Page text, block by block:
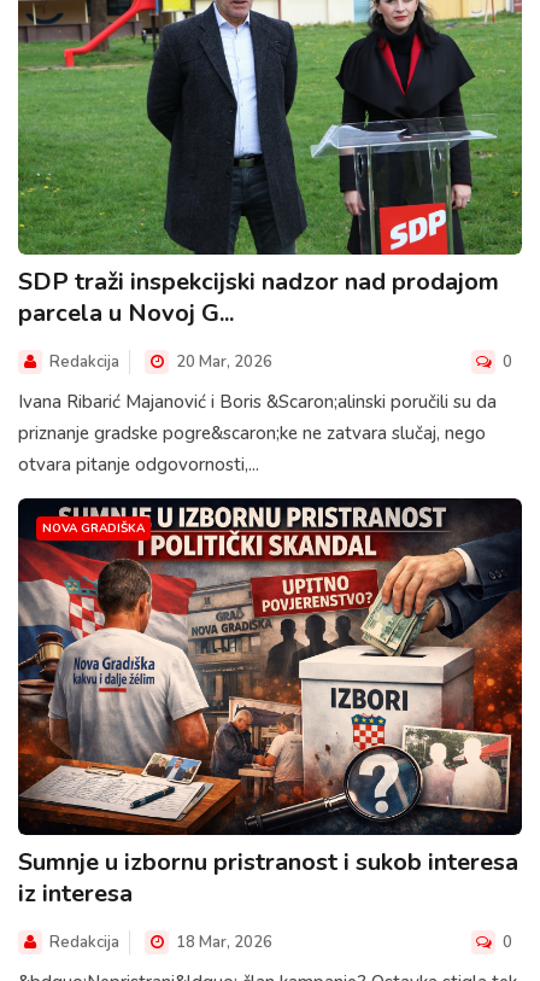
SDP traži inspekcijski nadzor nad prodajom
parcela u Novoj G...
Redakcija 20 Mar, 2026 0
Ivana Ribarić Majanović i Boris &Scaron;alinski poručili su da
priznanje gradske pogre&scaron;ke ne zatvara slučaj, nego
otvara pitanje odgovornosti,...
NOVA GRADIŠKA
Sumnje u izbornu pristranost i sukob interesa
iz interesa
Redakcija 18 Mar, 2026 0